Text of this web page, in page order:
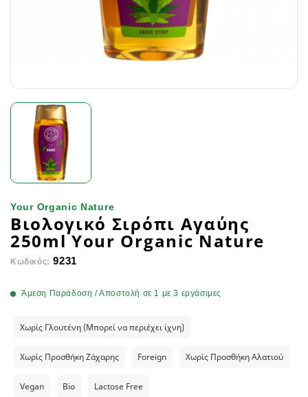
Your Organic Nature
Βιολογικό Σιρόπι Αγαύης
250ml Your Organic Nature
Κωδικός: 9231
Άμεση Παράδοση / Αποστολή σε 1 με 3 εργάσιμες
Χωρίς Γλουτένη (Μπορεί να περιέχει ίχνη)
Χωρίς Προσθήκη Ζάχαρης Foreign Χωρίς Προσθήκη Αλατιού
Vegan Bio Lactose Free